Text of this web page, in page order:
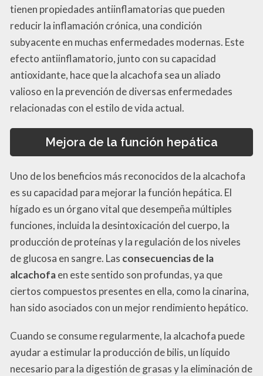
tienen propiedades antiinflamatorias que pueden
reducir la inflamación crónica, una condición
subyacente en muchas enfermedades modernas. Este
efecto antiinflamatorio, junto con su capacidad
antioxidante, hace que la alcachofa sea un aliado
valioso en la prevención de diversas enfermedades
relacionadas con el estilo de vida actual.
Mejora de la función hepática
Uno de los beneficios más reconocidos de la alcachofa
es su capacidad para mejorar la función hepática. El
hígado es un órgano vital que desempeña múltiples
funciones, incluida la desintoxicación del cuerpo, la
producción de proteínas y la regulación de los niveles
de glucosa en sangre. Las consecuencias de la
alcachofaen este sentido son profundas, ya que
ciertos compuestos presentes en ella, como la cinarina,
han sido asociados con un mejor rendimiento hepático.
Cuando se consume regularmente, la alcachofa puede
ayudar a estimular la producción de bilis, un líquido
necesario para la digestión de grasas y la eliminación de